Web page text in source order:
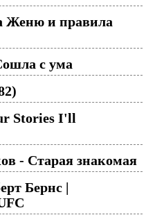
Женю и правила
с ума
Stories I'll
- Старая знакомая
Бернс |